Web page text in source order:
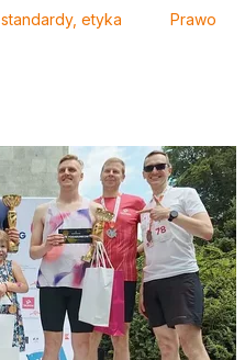
standardy, etyka Prawo